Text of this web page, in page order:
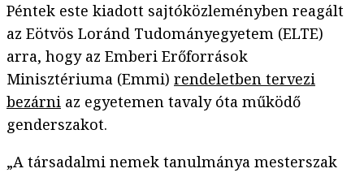
Péntek este kiadott sajtóközleményben reagált
az Eötvös Loránd Tudományegyetem (ELTE)
arra, hogy az Emberi Erőforrások
Minisztériuma (Emmi) rendeletben tervezi
bezárni az egyetemen tavaly óta működő
genderszakot.
„A társadalmi nemek tanulmánya mesterszak